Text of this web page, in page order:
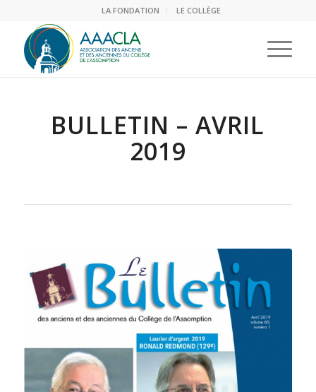
LA FONDATION LE COLLÈGE
BULLETIN – AVRIL
2019